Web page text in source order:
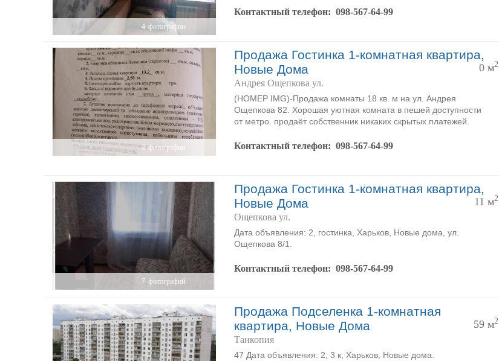
фотографии
4
Контактный телефон: 098-567-64-99
фотографии
4
Продажа Гостинка 1-комнатная квартира,
Новые Дома
0 м2
Андрея Ощепкова ул.
(НОМЕР IMG)-Продажа комнаты 18 кв. м на ул. Андрея
Ощепкова 82. Хорошая уютная комната в пешей доступности
от метро. продаёт собственник никаких скрытых платежей.
Контактный телефон: 098-567-64-99
фотографий
7
Продажа Гостинка 1-комнатная квартира,
Новые Дома
11 м2
Ощепкова ул.
Дата объявления: 2, гостинка, Харьков, Новые дома, ул.
Ощепкова 8/1.
Контактный телефон: 098-567-64-99
Продажа Подселенка 1-комнатная
квартира, Новые Дома
59 м2
Танкопия
47 Дата объявления: 2, 3 к, Харьков, Новые дома.